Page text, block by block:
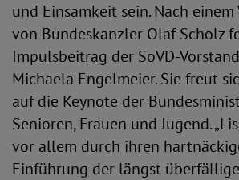
und Einsamkeit sein. Nach
von Bundeskanzler Olaf Scholz
Impulsbeitrag der SoVD-
Michaela Engelmeier. Sie freut
auf die Keynote der
Senioren, Frauen und Jugend.
vor allem durch ihren
Einführung der längst